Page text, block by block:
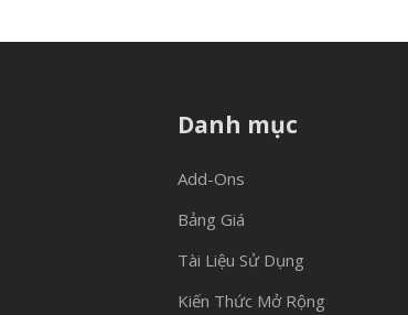
Danh mục
Add-Ons
Bảng Giá
Tài Liệu Sử Dụng
Kiến Thức Mở Rộng